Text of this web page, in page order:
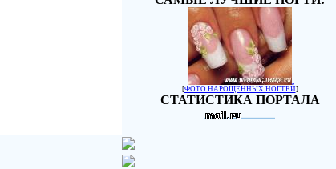
[ФОТО НАРОЩЕННЫХ НОГТЕЙ]
СТАТИСТИКА ПОРТАЛА